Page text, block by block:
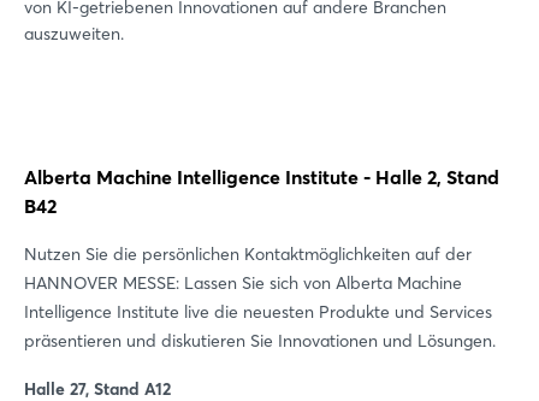
von KI-getriebenen Innovationen auf andere Branchen
auszuweiten.
Alberta Machine Intelligence Institute - Halle 2, Stand
B42
Nutzen Sie die persönlichen Kontaktmöglichkeiten auf der
HANNOVER MESSE: Lassen Sie sich von Alberta Machine
Intelligence Institute live die neuesten Produkte und Services
präsentieren und diskutieren Sie Innovationen und Lösungen.
Halle 27, Stand A12
Login